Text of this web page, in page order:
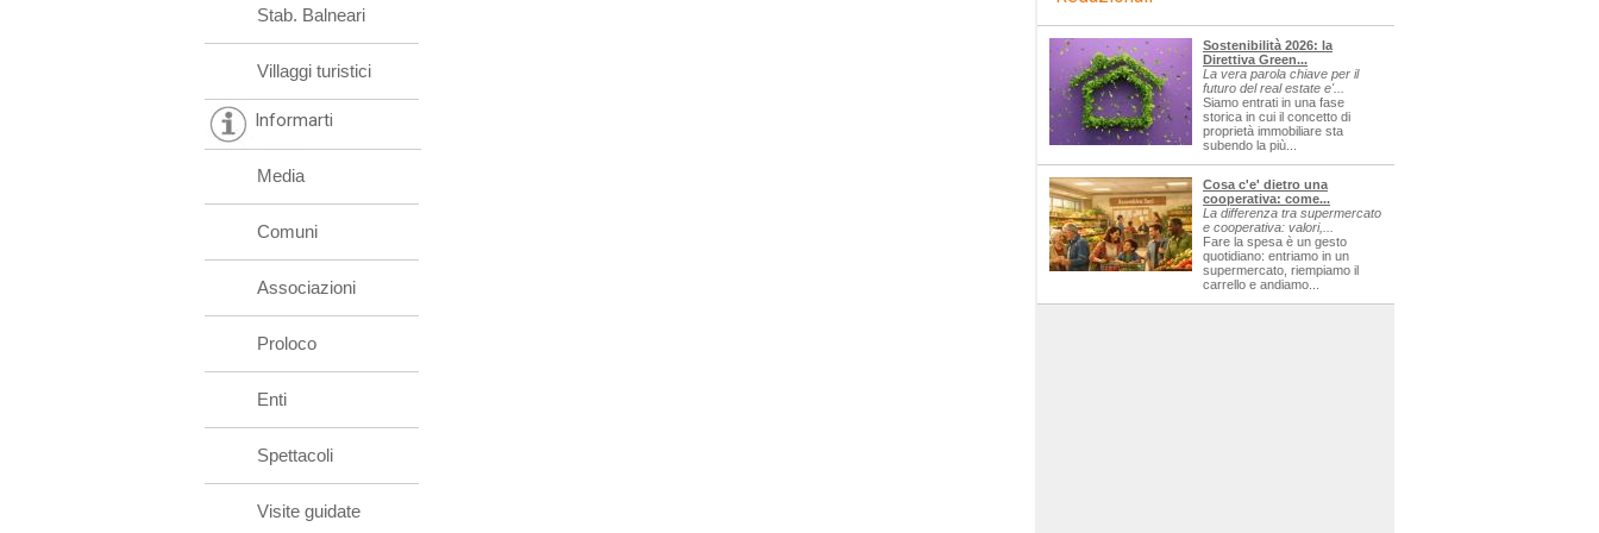
Stab. Balneari
Villaggi turistici
Informarti
Media
Comuni
Associazioni
Proloco
Enti
Spettacoli
Visite guidate
Sostenibilità 2026: la
Direttiva Green...
La vera parola chiave per il
futuro del real estate e'...
Siamo entrati in una fase
storica in cui il concetto di
proprietà immobiliare sta
subendo la più...
Cosa c'e' dietro una
cooperativa: come...
La differenza tra supermercato
e cooperativa: valori,...
Fare la spesa è un gesto
quotidiano: entriamo in un
supermercato, riempiamo il
carrello e andiamo...